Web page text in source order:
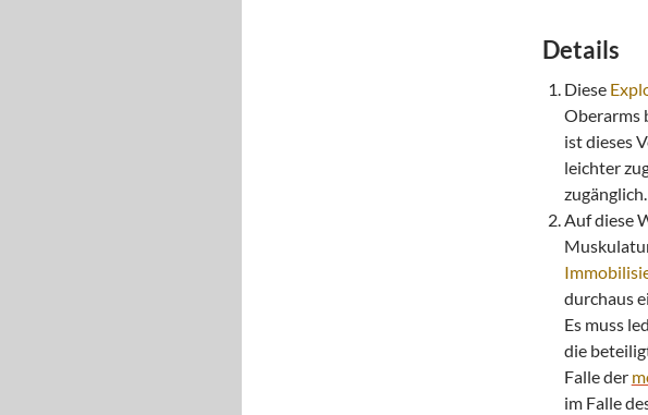
Details
Diese
Oberarms
ist dieses
leichter
Auf diese
durchaus
Es muss
die
Falle der
im Falle